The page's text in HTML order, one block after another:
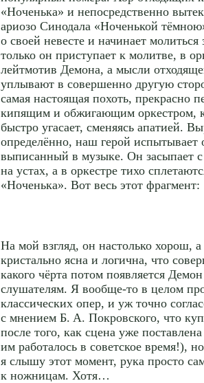
«Ноченька» и непосредственно
ариозо Синодала «Ноченькой
о своей невесте и начинает
только он приступает к молитве, в
лейтмотив Демона, а мысли
уплывают в совершенно другую
самая настоящая похоть, прекрасно
кипящим и обжигающим оркестром,
быстро угасает, сменяясь апатией.
определённо, наш герой испытывает
выписанный в музыке. Он засыпает
на устах, а в оркестре тихо
«Ноченька». Вот весь этот фрагмент:
На мой взгляд, он настолько хорош, а
кристально ясна и логична, что
какого чёрта потом появляется
слушателям. Я вообще-то в целом
классических опер, и уж точно
с мнением Б. А. Покровского, что
после того, как сцена уже
им работалось в советское время!),
я слышу этот момент, рука просто
к ножницам. Хотя…